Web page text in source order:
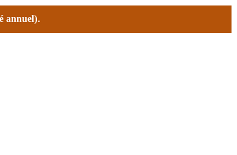
annuel).